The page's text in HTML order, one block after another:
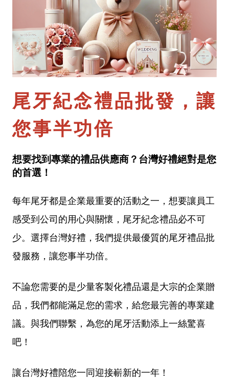
尾牙紀念禮品批發，讓
您事半功倍
想要找到專業的禮品供應商？台灣好禮絕對是您
的首選！
每年尾牙都是企業最重要的活動之一，想要讓員工
感受到公司的用心與關懷，尾牙紀念禮品必不可
少。選擇台灣好禮，我們提供最優質的尾牙禮品批
發服務，讓您事半功倍。
不論您需要的是少量客製化禮品還是大宗的企業贈
品，我們都能滿足您的需求，給您最完善的專業建
議。與我們聯繫，為您的尾牙活動添上一絲驚喜
吧！
讓台灣好禮陪您一同迎接嶄新的一年！